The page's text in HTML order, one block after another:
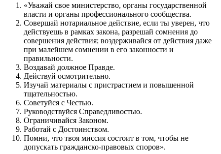
«Уважай свое министерство, органы государственной
власти и органы профессионального сообщества.
Совершай нотариальное действие, если ты уверен, что
действуешь в рамках закона, разрешай сомнения до
совершения действия; воздерживайся от действия даже
при малейшем сомнении в его законности и
правильности.
Воздавай должное Правде.
Действуй осмотрительно.
Изучай материалы с пристрастием и повышенной
тщательностью.
Советуйся с Честью.
Руководствуйся Справедливостью.
Ограничивайся Законом.
Работай с Достоинством.
Помни, что твоя миссия состоит в том, чтобы не
допускать гражданско-правовых споров».